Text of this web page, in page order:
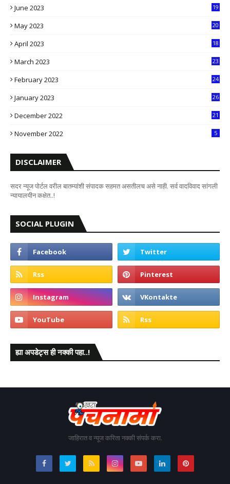
June 2023
19
May 2023
20
April 2023
18
March 2023
23
February 2023
24
January 2023
26
December 2022
21
November 2022 5
DISCLAIMER
सदर न्यूज पोर्टल वरील बातम्यांशी संपादक सहमत असतीलच असे नाही. सर्व वादविवाद सांगली
न्यायालयीन कक्षेत..!
SOCIAL PLUGIN
ह्या अपडेट्स ही नक्की पहा..!
जाहिरात व न्यूज करिता नक्की संपर्क करा.